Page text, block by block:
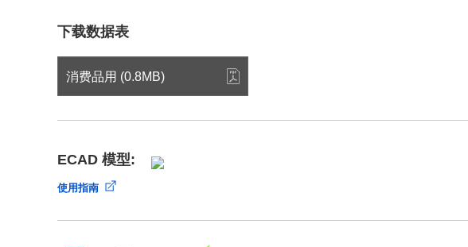
微波产品
业务地点
CSR活动 (日本)
合规举报中心
了解⽇清纺微电⼦株式会社
下载数据表
消费品用 (0.8MB)
ECAD 模型:
使用指南